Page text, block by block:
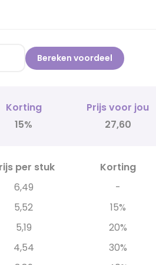
Bereken voordeel
Korting
Prijs voor jou
15%
27,60
per stuk
Korting
6,49
-
5,52
15%
5,19
20%
4,54
30%